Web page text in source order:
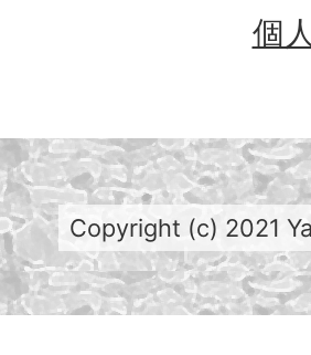
個
Copyright (c) 2021